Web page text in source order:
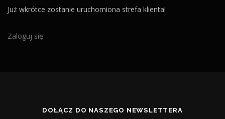
Już wkrótce zostanie uruchomiona strefa klienta!
Zaloguj się
DOŁĄCZ DO NASZEGO NEWSLETTERA